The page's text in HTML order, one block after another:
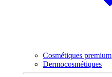
Cosmétiques premium
Dermocosmétiques